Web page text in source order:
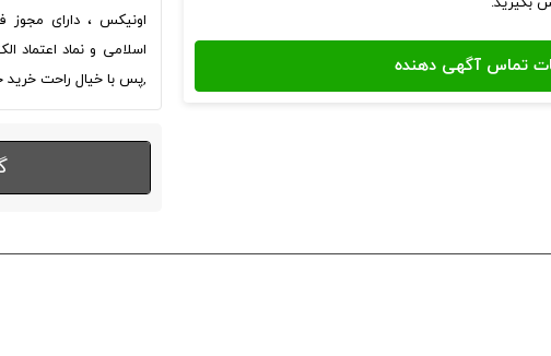
اونیکس ، دارای مجوز
اسلامی و نماد اعتماد
,پس با خیال راحت خرید